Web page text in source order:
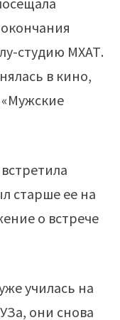
студию МХАТ.
в кино,
старше ее на
о встрече
училась на
они снова